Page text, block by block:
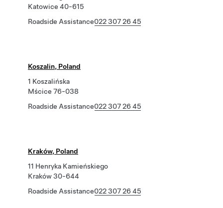
Katowice 40-615
Roadside Assistance022 307 26 45
Koszalin, Poland
1 Koszalińska
Mścice 76-038
Roadside Assistance022 307 26 45
Kraków, Poland
11 Henryka Kamieńskiego
Kraków 30-644
Roadside Assistance022 307 26 45